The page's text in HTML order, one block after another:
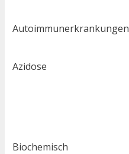
Autoimmunerkrankungen
Azidose
Biochemisch